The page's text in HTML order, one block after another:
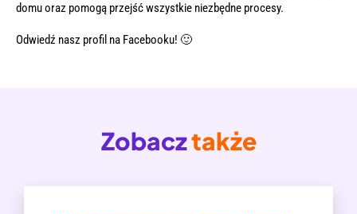
domu oraz pomogą przejść wszystkie niezbędne procesy.
Odwiedź nasz profil na Facebooku! 🙂
Zobacztakże